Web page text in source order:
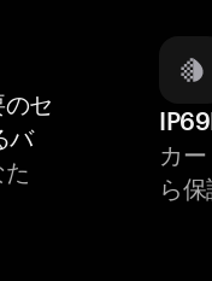
セ
バ
カ
ら保